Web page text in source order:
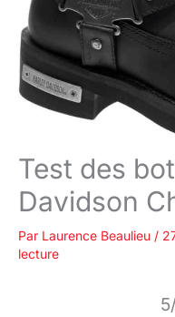
Test des
Davidson
Par Laurence Beaulieu /
lecture